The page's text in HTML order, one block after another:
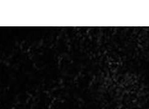
9,6 g
0,0 g